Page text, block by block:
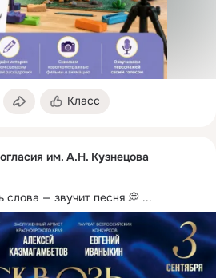
Класс
им. А.Н. Кузнецова
слова — звучит песня 💭 ...